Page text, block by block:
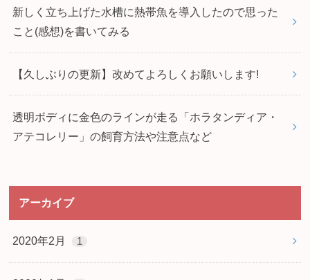
新しく立ち上げた水槽に熱帯魚を導入したので思った
こと(感想)を書いてみる
【久しぶりの更新】改めてよろしくお願いします!
透明ボディに金色のラインが走る「ホラタンディア・
アテコレリー」の飼育方法や注意点など
アーカイブ
2020年2月 1